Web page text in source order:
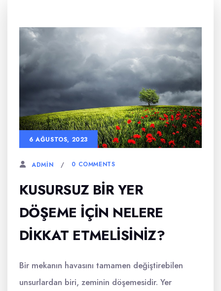
6 AĞUSTOS, 2023
ADMIN 0 COMMENTS
KUSURSUZ BIR YER
DÖŞEME IÇIN NELERE
DIKKAT ETMELISINIZ?
Bir mekanın havasını tamamen değiştirebilen
unsurlardan biri, zeminin döşemesidir. Yer